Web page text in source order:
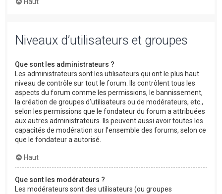
Haut
Niveaux d’utilisateurs et groupes
Que sont les administrateurs ?
Les administrateurs sont les utilisateurs qui ont le plus haut
niveau de contrôle sur tout le forum. Ils contrôlent tous les
aspects du forum comme les permissions, le bannissement,
la création de groupes d’utilisateurs ou de modérateurs, etc.,
selon les permissions que le fondateur du forum a attribuées
aux autres administrateurs. Ils peuvent aussi avoir toutes les
capacités de modération sur l’ensemble des forums, selon ce
que le fondateur a autorisé.
Haut
Que sont les modérateurs ?
Les modérateurs sont des utilisateurs (ou groupes